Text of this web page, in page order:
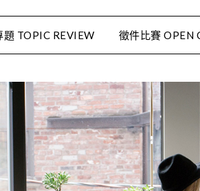
題 TOPIC REVIEW 徵件比賽 OPEN